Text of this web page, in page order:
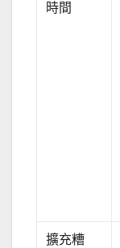
時間
擴充糟